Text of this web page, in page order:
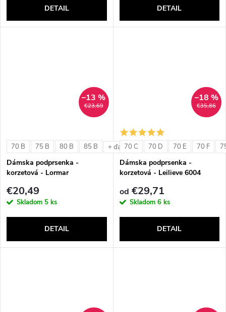
DETAIL DETAIL
€23,69
–13 %
70 B 75 B 80 B 85 B + ďalšie
Dámska podprsenka -
korzetová - Lormar
€20,49
Skladom 5 ks
DETAIL
€35,86
–18 %
70 C 70 D 70 E 70 F
Dámska podprsenka -
korzetová - Leilieve 6004
od €29,71
Skladom 6 ks
DETAIL